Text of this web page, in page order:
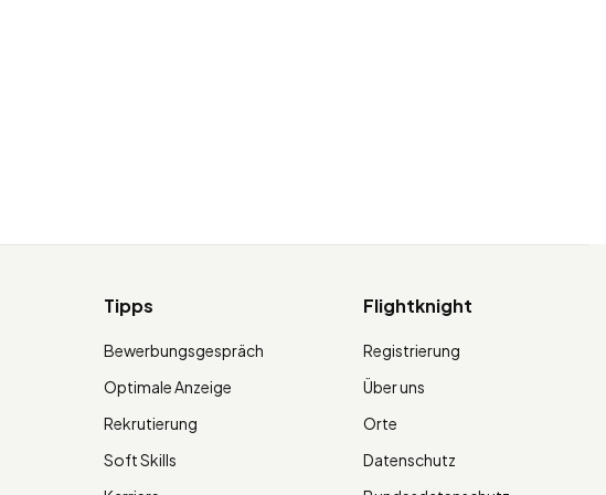
Tipps
Bewerbungsgespräch
Optimale Anzeige
Rekrutierung
Soft Skills
Flightknight
Registrierung
Über uns
Orte
Datenschutz